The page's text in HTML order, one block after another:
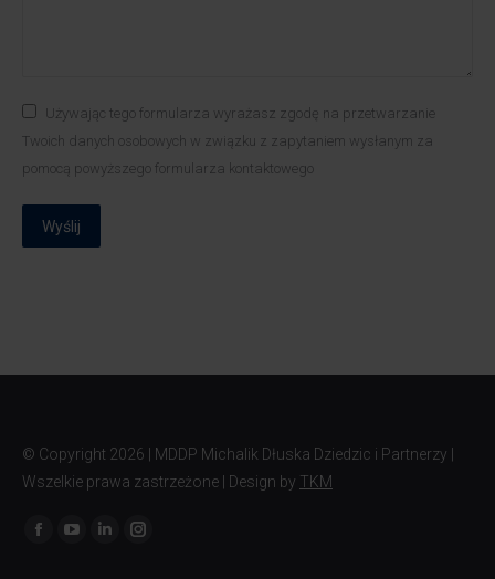
Używając tego formularza wyrażasz zgodę na przetwarzanie
Twoich danych osobowych w związku z zapytaniem wysłanym za
pomocą powyższego formularza kontaktowego
Wyślij
© Copyright 2026 | MDDP Michalik Dłuska Dziedzic i Partnerzy |
Wszelkie prawa zastrzeżone | Design by TKM
Znajdź nas na: